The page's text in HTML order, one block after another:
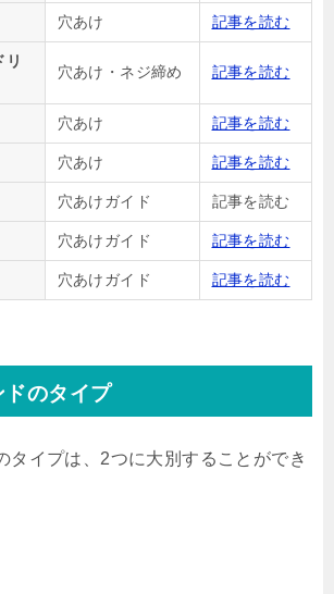
穴あけ 記事を読む
リ
穴あけ・ネジ締め 記事を読む
穴あけ 記事を読む
穴あけ 記事を読む
穴あけガイド 記事を読む
穴あけガイド 記事を読む
穴あけガイド 記事を読む
ドのタイプ
タイプは、2つに大別することができ